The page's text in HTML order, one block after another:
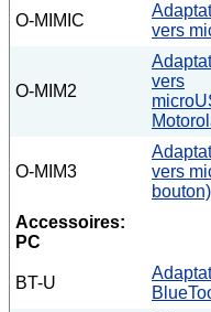
O-MIMIC
vers
O-MIM2
vers
O-MIM3
vers
bouton)
Accessoires:
PC
BT-U